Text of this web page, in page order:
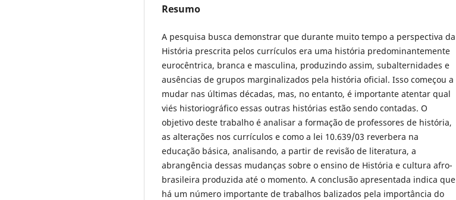
Resumo
A pesquisa busca demonstrar que durante muito tempo a perspectiva da
História prescrita pelos currículos era uma história predominantemente
eurocêntrica, branca e masculina, produzindo assim, subalternidades e
ausências de grupos marginalizados pela história oficial. Isso começou a
mudar nas últimas décadas, mas, no entanto, é importante atentar qual
viés historiográfico essas outras histórias estão sendo contadas. O
objetivo deste trabalho é analisar a formação de professores de história,
as alterações nos currículos e como a lei 10.639/03 reverbera na
educação básica, analisando, a partir de revisão de literatura, a
abrangência dessas mudanças sobre o ensino de História e cultura afro-
brasileira produzida até o momento. A conclusão apresentada indica que
há um número importante de trabalhos balizados pela importância do